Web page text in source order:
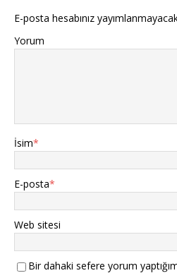
E-posta hesabınız
Yorum
İsim*
E-posta*
Web sitesi
Bir dahaki sefere yorum